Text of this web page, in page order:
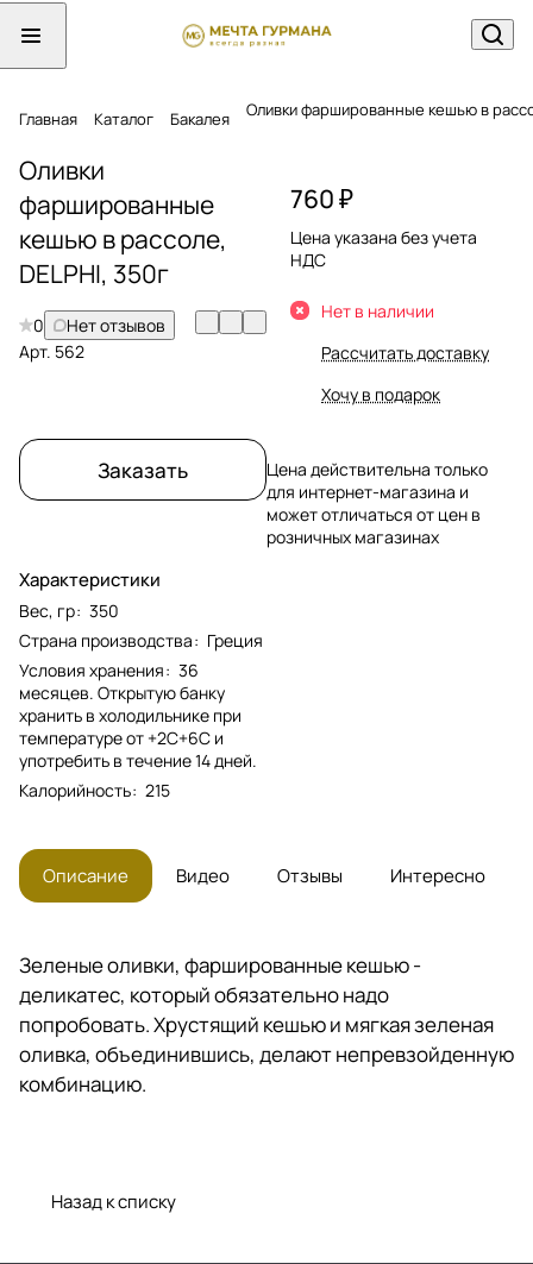
Главная Каталог Бакалея Оливки фаршированные кешью в
Оливки
фаршированные
кешью в рассоле,
DELPHI, 350г
0
Нет отзывов
Арт. 562
Заказать
Характеристики
Вес, гр: 350
Страна производства: Греция
Условия хранения: 36
месяцев. Открытую банку
хранить в холодильнике при
температуре от +2С+6С и
употребить в течение 14 дней.
Калорийность: 215
760 ₽
Цена указана без учета
НДС
Нет в наличии
Рассчитать доставку
Хочу в подарок
Цена действительна только
для интернет-магазина и
может отличаться от цен в
розничных магазинах
Описание Видео Отзывы Интересно
Зеленые оливки, фаршированные кешью -
деликатес, который обязательно надо
попробовать. Хрустящий кешью и мягкая зеленая
оливка, объединившись, делают непревзойденную
комбинацию.
Назад к списку